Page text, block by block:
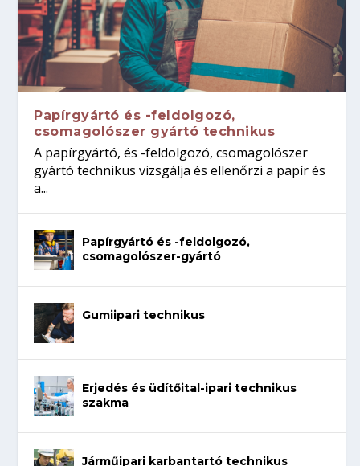
Papírgyártó és -feldolgozó,
csomagolószer gyártó technikus
A papírgyártó, és -feldolgozó, csomagolószer
gyártó technikus vizsgálja és ellenőrzi a papír és
a...
Papírgyártó és -feldolgozó,
csomagolószer-gyártó
Gumiipari technikus
Erjedés és üdítőital-ipari technikus
szakma
Járműipari karbantartó technikus